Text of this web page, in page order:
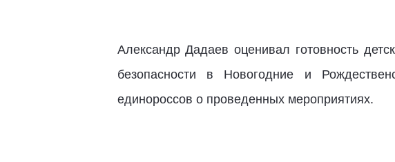
Александр Дадаев оценивал готовность
безопасности в Новогодние и
единороссов о проведенных мероприятиях.